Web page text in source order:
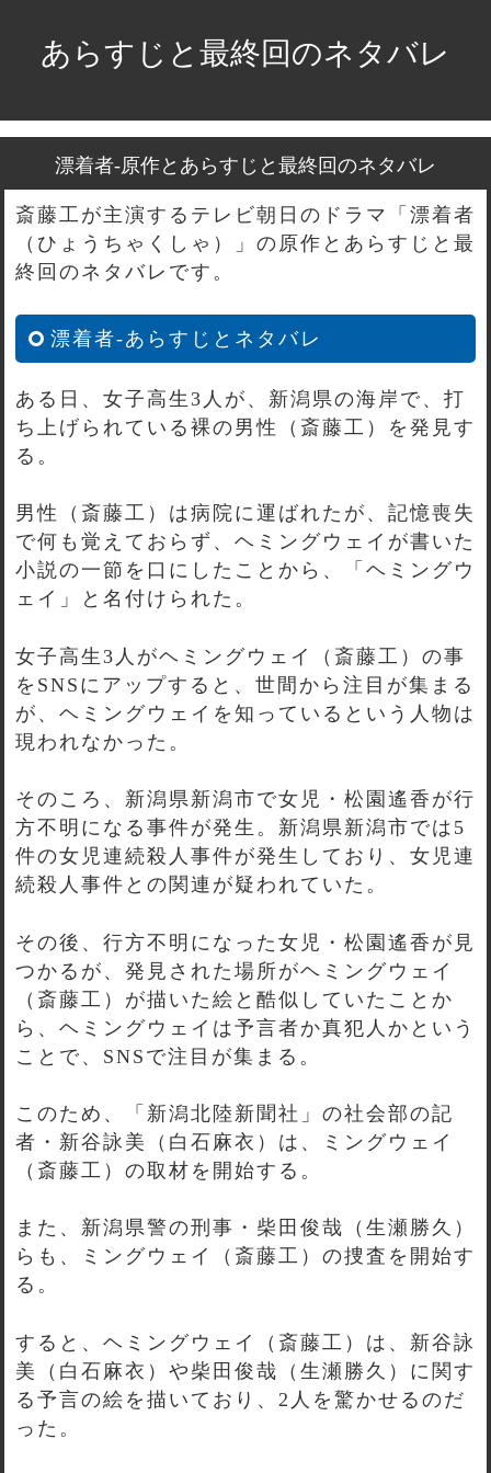
あらすじと最終回のネタバレ
漂着者-原作とあらすじと最終回のネタバレ
斎藤工が主演するテレビ朝日のドラマ「漂着者
（ひょうちゃくしゃ）」の原作とあらすじと最
終回のネタバレです。
漂着者-あらすじとネタバレ
ある日、女子高生3人が、新潟県の海岸で、打
ち上げられている裸の男性（斎藤工）を発見す
る。
男性（斎藤工）は病院に運ばれたが、記憶喪失
で何も覚えておらず、ヘミングウェイが書いた
小説の一節を口にしたことから、「ヘミングウ
ェイ」と名付けられた。
女子高生3人がヘミングウェイ（斎藤工）の事
をSNSにアップすると、世間から注目が集まる
が、ヘミングウェイを知っているという人物は
現われなかった。
そのころ、新潟県新潟市で女児・松園遙香が行
方不明になる事件が発生。新潟県新潟市では5
件の女児連続殺人事件が発生しており、女児連
続殺人事件との関連が疑われていた。
その後、行方不明になった女児・松園遙香が見
つかるが、発見された場所がヘミングウェイ
（斎藤工）が描いた絵と酷似していたことか
ら、ヘミングウェイは予言者か真犯人かという
ことで、SNSで注目が集まる。
このため、「新潟北陸新聞社」の社会部の記
者・新谷詠美（白石麻衣）は、ミングウェイ
（斎藤工）の取材を開始する。
また、新潟県警の刑事・柴田俊哉（生瀬勝久）
らも、ミングウェイ（斎藤工）の捜査を開始す
る。
すると、ヘミングウェイ（斎藤工）は、新谷詠
美（白石麻衣）や柴田俊哉（生瀬勝久）に関す
る予言の絵を描いており、2人を驚かせるのだ
った。